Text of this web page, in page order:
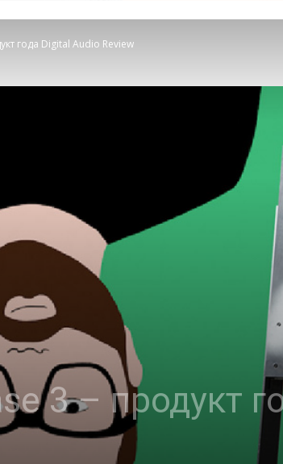
года Digital Audio Review
3 – продукт